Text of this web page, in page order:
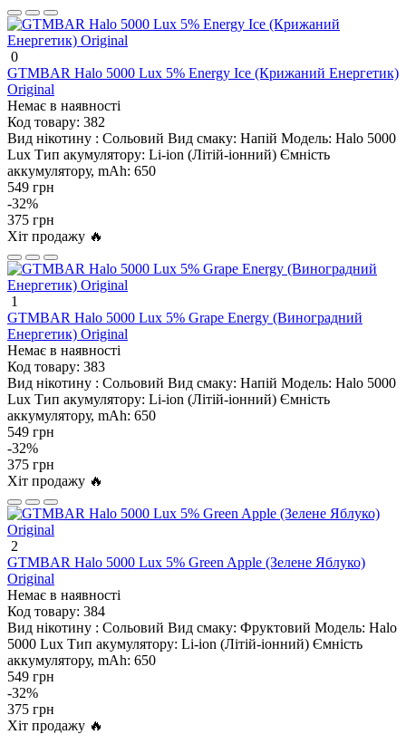
0
GTMBAR Halo 5000 Lux 5% Energy Ice (Крижаний Енергетик)
Original
Немає в наявності
Код товару: 382
Вид нікотину : Сольовий Вид смаку: Напій Модель: Halo 5000
Lux Тип акумулятору: Li-ion (Літій-іонний) Ємність
аккумулятору, mAh: 650
549 грн
-32%
375 грн
Хіт продажу 🔥
1
GTMBAR Halo 5000 Lux 5% Grape Energy (Виноградний
Енергетик) Original
Немає в наявності
Код товару: 383
Вид нікотину : Сольовий Вид смаку: Напій Модель: Halo 5000
Lux Тип акумулятору: Li-ion (Літій-іонний) Ємність
аккумулятору, mAh: 650
549 грн
-32%
375 грн
Хіт продажу 🔥
2
GTMBAR Halo 5000 Lux 5% Green Apple (Зелене Яблуко)
Original
Немає в наявності
Код товару: 384
Вид нікотину : Сольовий Вид смаку: Фруктовий Модель: Halo
5000 Lux Тип акумулятору: Li-ion (Літій-іонний) Ємність
аккумулятору, mAh: 650
549 грн
-32%
375 грн
Хіт продажу 🔥